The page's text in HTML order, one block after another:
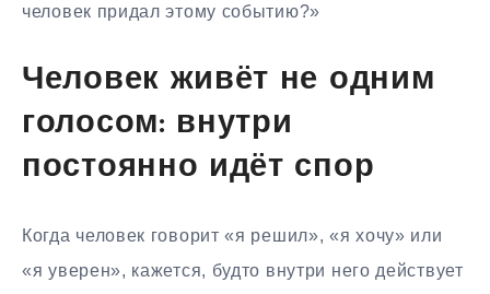
человек придал этому событию?»
Человек живёт не одним
голосом: внутри
постоянно идёт спор
Когда человек говорит «я решил», «я хочу» или
«я уверен», кажется, будто внутри него действует